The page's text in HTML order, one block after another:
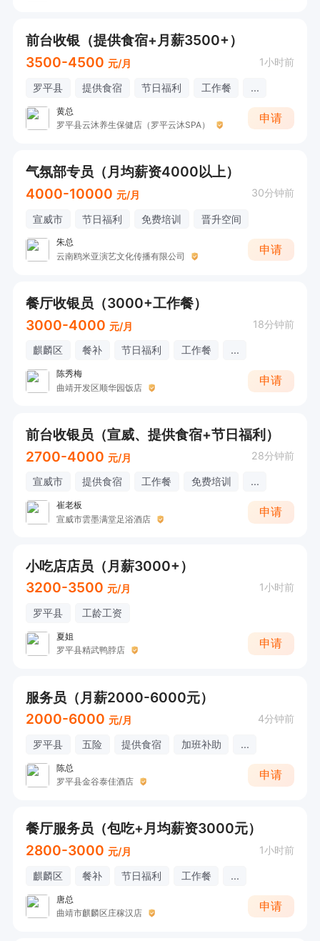
前台收银（提供食宿+月薪3500+）
3500-4500 元/月 1小时前
罗平县 提供食宿 节日福利 工作餐 ...
黄总
罗平县云沐养生保健店（罗平云沐SPA）
申请
气氛部专员（月均薪资4000以上）
4000-10000 元/月 30分钟前
宣威市 节日福利 免费培训 晋升空间
朱总
云南鸥米亚演艺文化传播有限公司
申请
餐厅收银员（3000+工作餐）
3000-4000 元/月 18分钟前
麒麟区 餐补 节日福利 工作餐 ...
陈秀梅
曲靖开发区顺华园饭店
申请
前台收银员（宣威、提供食宿+节日福利）
2700-4000 元/月 28分钟前
宣威市 提供食宿 工作餐 免费培训 ...
崔老板
宣威市雲墨满堂足浴酒店
申请
小吃店店员（月薪3000+）
3200-3500 元/月 1小时前
罗平县 工龄工资
夏姐
罗平县精武鸭脖店
申请
服务员（月薪2000-6000元）
2000-6000 元/月 4分钟前
罗平县 五险 提供食宿 加班补助 ...
陈总
罗平县金谷泰佳酒店
申请
餐厅服务员（包吃+月均薪资3000元）
2800-3000 元/月 1小时前
麒麟区 餐补 节日福利 工作餐 ...
唐总
曲靖市麒麟区庄稼汉店
申请